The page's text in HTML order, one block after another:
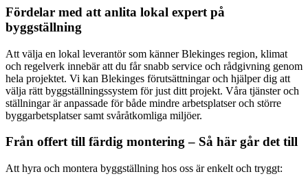
Fördelar med att anlita lokal expert på
byggställning
Att välja en lokal leverantör som känner Blekinges region, klimat
och regelverk innebär att du får snabb service och rådgivning genom
hela projektet. Vi kan Blekinges förutsättningar och hjälper dig att
välja rätt byggställningssystem för just ditt projekt. Våra tjänster och
ställningar är anpassade för både mindre arbetsplatser och större
byggarbetsplatser samt svåråtkomliga miljöer.
Från offert till färdig montering – Så här går det till
Att hyra och montera byggställning hos oss är enkelt och tryggt: